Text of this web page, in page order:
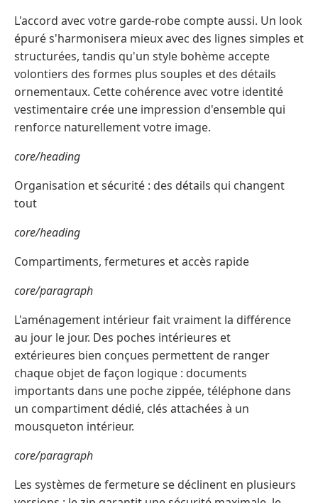
L'accord avec votre garde-robe compte aussi. Un look
épuré s'harmonisera mieux avec des lignes simples et
structurées, tandis qu'un style bohème accepte
volontiers des formes plus souples et des détails
ornementaux. Cette cohérence avec votre identité
vestimentaire crée une impression d'ensemble qui
renforce naturellement votre image.
core/heading
Organisation et sécurité : des détails qui changent
tout
core/heading
Compartiments, fermetures et accès rapide
core/paragraph
L'aménagement intérieur fait vraiment la différence
au jour le jour. Des poches intérieures et
extérieures bien conçues permettent de ranger
chaque objet de façon logique : documents
importants dans une poche zippée, téléphone dans
un compartiment dédié, clés attachées à un
mousqueton intérieur.
core/paragraph
Les systèmes de fermeture se déclinent en plusieurs